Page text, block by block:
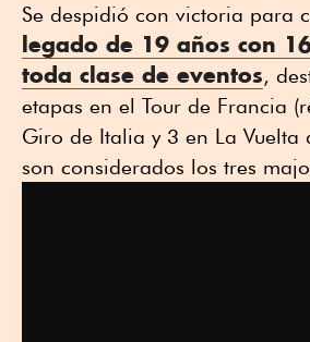
Se despidió con victoria para
legado de 19 años con
toda clase de eventos,
etapas en el Tour de Francia
Giro de Italia y 3 en La Vuelta
son considerados los tres